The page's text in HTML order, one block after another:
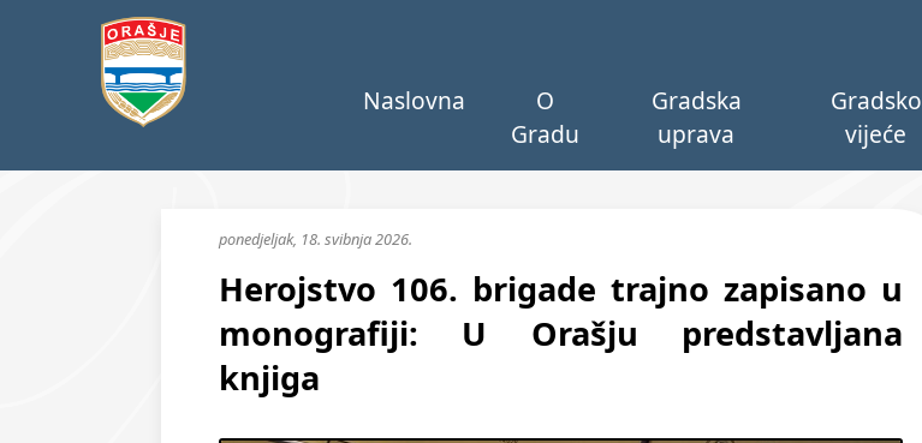
Naslovna
O
Gradu
Gradska
uprava
Gradsko
vijeće
ponedjeljak, 18. svibnja 2026.
Herojstvo 106. brigade trajno zapisano u
monografiji: U Orašju predstavljana
knjiga